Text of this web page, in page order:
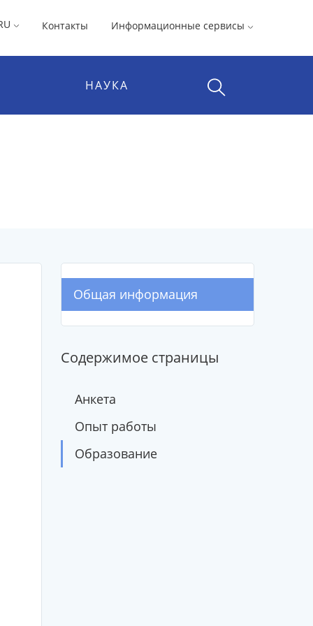
Контакты Информационные сервисы
НАУКА
Общая информация
Содержимое страницы
Анкета
Опыт работы
Образование